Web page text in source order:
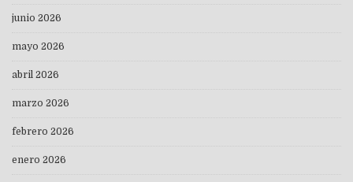
junio 2026
mayo 2026
abril 2026
marzo 2026
febrero 2026
enero 2026